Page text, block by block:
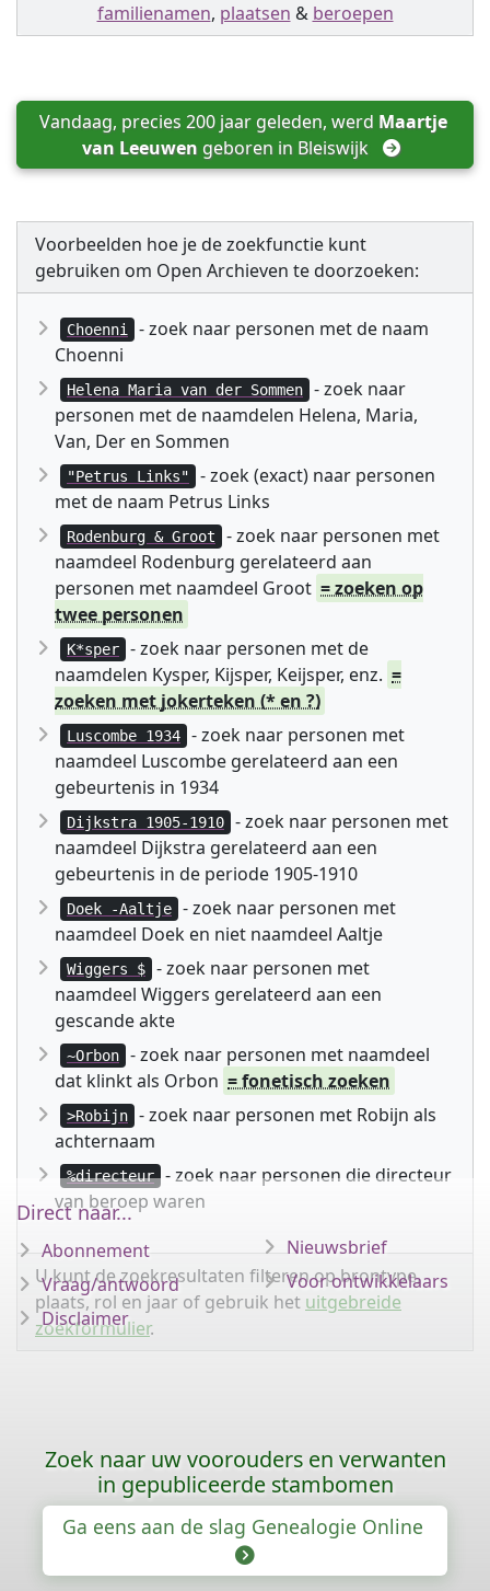
familienamen, plaatsen & beroepen
Vandaag, precies 200 jaar geleden, werd Maartje
van Leeuwen geboren in Bleiswijk
Voorbeelden hoe je de zoekfunctie kunt
gebruiken om Open Archieven te doorzoeken:
Choenni
- zoek naar personen met de naam
Choenni
Helena Maria van der Sommen
- zoek naar
personen met de naamdelen Helena, Maria,
Van, Der en Sommen
"Petrus Links"
- zoek (exact) naar personen
met de naam Petrus Links
Rodenburg & Groot
- zoek naar personen met
naamdeel Rodenburg gerelateerd aan
personen met naamdeel Groot = zoeken op
twee personen
K*sper
- zoek naar personen met de
naamdelen Kysper, Kijsper, Keijsper, enz. =
zoeken met jokerteken (* en ?)
Luscombe 1934
- zoek naar personen met
naamdeel Luscombe gerelateerd aan een
gebeurtenis in 1934
Dijkstra 1905-1910
- zoek naar personen met
naamdeel Dijkstra gerelateerd aan een
gebeurtenis in de periode 1905-1910
Doek -Aaltje
- zoek naar personen met
naamdeel Doek en niet naamdeel Aaltje
Wiggers $
- zoek naar personen met
naamdeel Wiggers gerelateerd aan een
gescande akte
~Orbon
- zoek naar personen met naamdeel
dat klinkt als Orbon = fonetisch zoeken
>Robijn
- zoek naar personen met Robijn als
achternaam
%directeur
- zoek naar personen die directeur
van beroep waren
U kunt de zoekresultaten filteren op brontype,
plaats, rol en jaar of gebruik het uitgebreide
zoekformulier.
Direct naar...
Abonnement
Vraag/antwoord
Disclaimer
Nieuwsbrief
Voor ontwikkelaars
Zoek naar uw voorouders en verwanten
in gepubliceerde stambomen
Ga eens aan de slag Genealogie Online